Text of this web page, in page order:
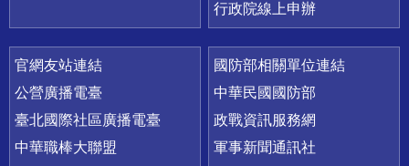
行政院線上申辦
官網友站連結
公營廣播電臺
臺北國際社區廣播電臺
中華職棒大聯盟
國防部相關單位連結
中華民國國防部
政戰資訊服務網
軍事新聞通訊社